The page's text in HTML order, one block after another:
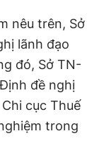
nêu trên, Sở
lãnh đạo
đó, Sở TN-
đề nghị
cục Thuế
trong